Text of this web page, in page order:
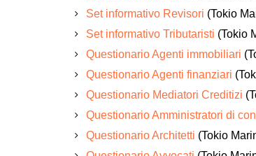
Set informativo Revisori (Tokio
Set informativo Tributaristi (Tokio
Questionario Agenti immobiliari
Questionario Agenti finanziari
Questionario Mediatori Creditizi
Questionario Amministratori di
Questionario Architetti (Tokio